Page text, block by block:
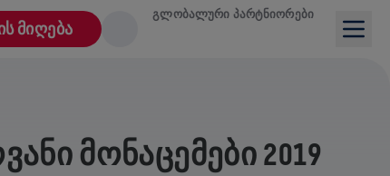
ᲛᲘᲦᲔᲑᲐ
ᲒᲚᲝᲑᲐᲚᲣᲠᲘ ᲞᲐᲠᲢᲜᲘᲝᲠᲔᲑᲘ
ᲛᲝᲜᲐᲪᲔᲛᲔᲑᲘ 2019